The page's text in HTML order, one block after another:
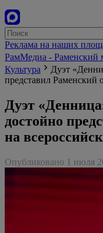
Реклама на наших
РамМедиа - Раменский
Культура
Дуэт
представил Раменский
Дуэт
достойно
на
Опубликовано 1 июля